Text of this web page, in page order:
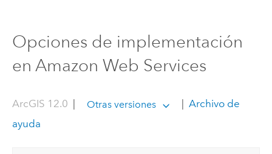
Opciones de implementación
en Amazon Web Services
ArcGIS 12.0 Otras versiones
Archivo de
ayuda